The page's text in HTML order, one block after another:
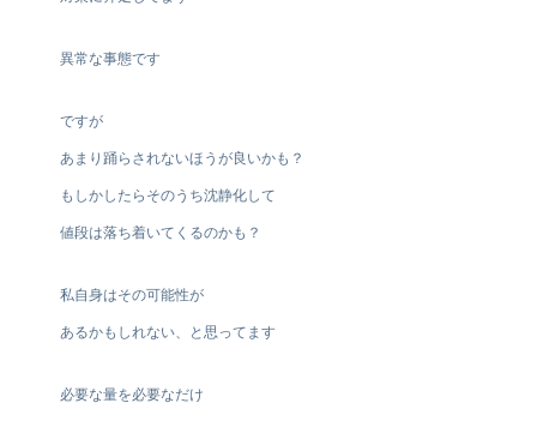
異常な事態です
ですが
あまり踊らされないほうが良いかも？
もしかしたらそのうち沈静化して
値段は落ち着いてくるのかも？
私自身はその可能性が
あるかもしれない、と思ってます
必要な量を必要なだけ